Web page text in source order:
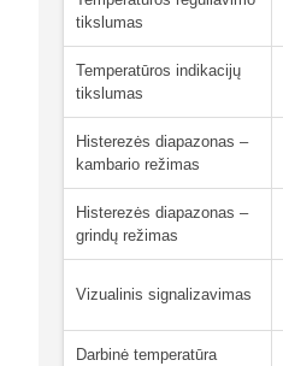
tikslumas
Temperatūros indikacijų
tikslumas
Histerezės diapazonas –
kambario režimas
Histerezės diapazonas –
grindų režimas
Vizualinis signalizavimas
Darbinė temperatūra